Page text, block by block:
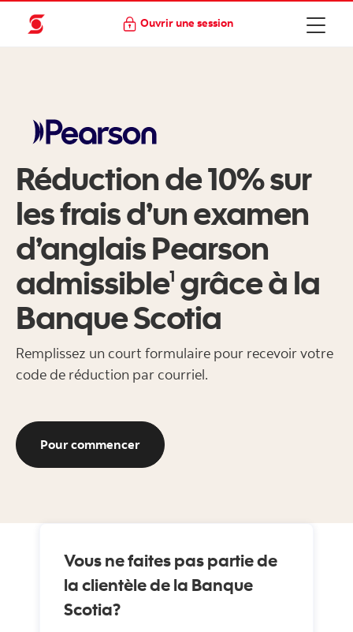
Ouvrir une session
Réduction de 10% sur
les frais d’un examen
d’anglais Pearson
admissible1 grâce à la
Banque Scotia
Remplissez un court formulaire pour recevoir votre
code de réduction par courriel.
Pour commencer
Vous ne faites pas partie de
la clientèle de la Banque
Scotia?